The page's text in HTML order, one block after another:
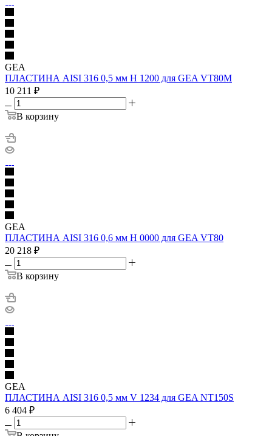
GEA
ПЛАСТИНА AISI 316 0,5 мм H 1200 для GEA VT80M
10 211 ₽
В корзину
GEA
ПЛАСТИНА AISI 316 0,6 мм H 0000 для GEA VT80
20 218 ₽
В корзину
GEA
ПЛАСТИНА AISI 316 0,5 мм V 1234 для GEA NT150S
6 404 ₽